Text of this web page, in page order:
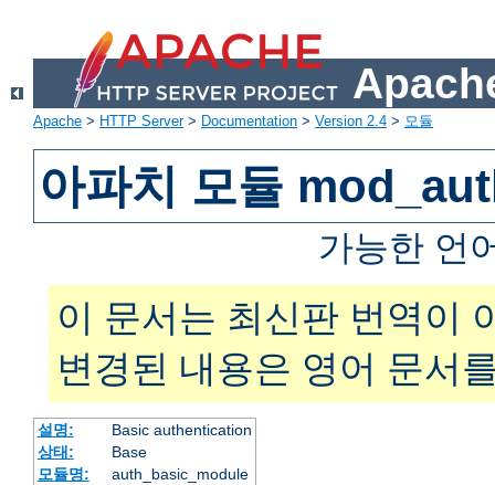
Apache > HTTP Server> Documentation > Version 2.4 > 모듈
아파치 모듈
가능한 언
이 문서는 최신판 번역이
변경된 내용은 영어 문서
설명:
Basic authentication
상태:
Base
모듈명:
auth_basic_module